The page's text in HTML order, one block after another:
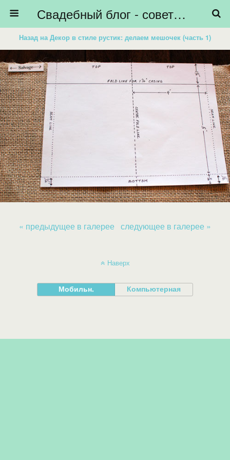
Свадебный блог - советы невестам, подготовка к свадьбе - HiBride
Назад на Декор в стиле рустик: делаем мешочек (часть 1)
« предыдущее в галерее следующее в галерее »
Наверх
Мобильн. Компьютерная